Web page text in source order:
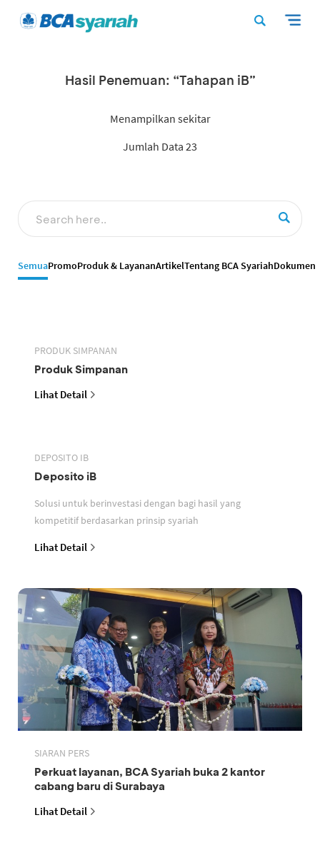
Hasil Penemuan: “Tahapan iB”
Menampilkan sekitar
Jumlah Data 23
SemuaPromoProduk & LayananArtikelTentang BCA SyariahDokumen
PRODUK SIMPANAN
Produk Simpanan
Lihat Detail
DEPOSITO IB
Deposito iB
Solusi untuk berinvestasi dengan bagi hasil yang
kompetitif berdasarkan prinsip syariah
Lihat Detail
SIARAN PERS
Perkuat layanan, BCA Syariah buka 2 kantor
cabang baru di Surabaya
Lihat Detail